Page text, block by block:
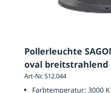
Pollerleuchte
oval breitstrahlend
Art-Nr. 512.044
Farbtemperatur: 3000